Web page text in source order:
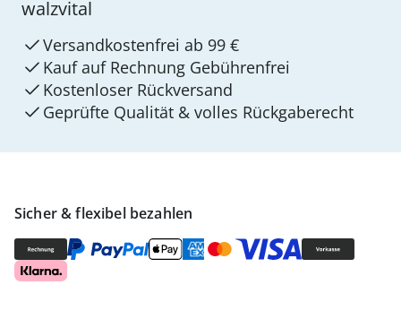
Sicher & flexibel bezahlen
walzvital
Versandkostenfrei ab 99 €
Kauf auf Rechnung Gebührenfrei
Kostenloser Rückversand
Geprüfte Qualität & volles Rückgaberecht